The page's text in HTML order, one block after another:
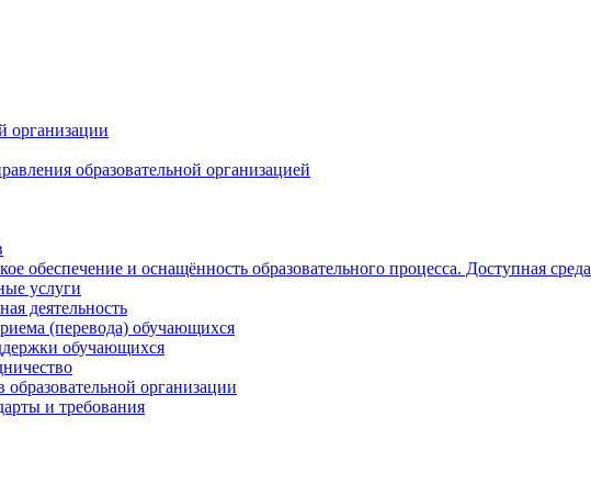
организации
образовательной организацией
обеспечение и оснащённость образовательного процесса. Доступная среда
услуги
деятельность
(перевода) обучающихся
обучающихся
организации
и требования